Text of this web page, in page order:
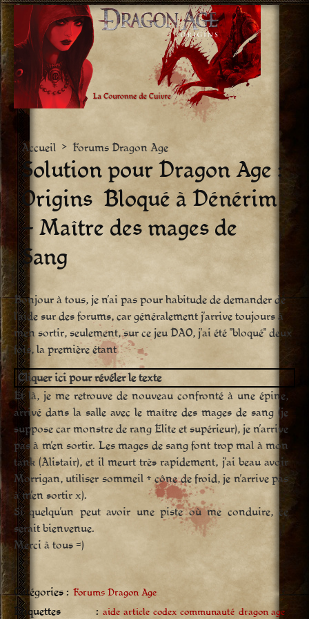
Aller
vers
le
contenu
Accueil > Forums Dragon Age
Solution pour Dragon Age :
Origins  Bloqué à Dénérim
– Maître des mages de
Sang
Bonjour à tous, je n’ai pas pour habitude de demander de
l’aide sur des forums, car généralement j’arrive toujours à
m’en sortir, seulement, sur ce jeu DAO, j’ai été "bloqué" deux
fois, la première étant
Cliquer ici pour révéler le texte
Et là, je me retrouve de nouveau confronté à une épine,
arrivé dans la salle avec le maître des mages de sang (je
suppose car monstre de rang Elite et supérieur), je n’arrive
pas à m’en sortir. Les mages de sang font trop mal à mon
tank (Alistair), et il meurt très rapidement, j’ai beau avoir
Morrigan, utiliser sommeil + cône de froid, je n’arrive pas
à m’en sortir x).
Si quelqu’un peut avoir une piste où me conduire, ce
serait bienvenue.
Merci à tous =)
Catégories : Forums Dragon Age
Étiquettes : aide article codex communauté dragon age